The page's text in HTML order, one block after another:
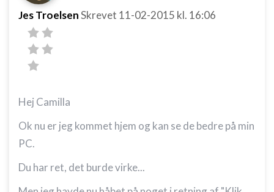
Jes TroelsenSkrevet 11-02-2015 kl. 16:06
Hej Camilla
Ok nu er jeg kommet hjem og kan se de bedre på min
PC.
Du har ret, det burde virke...